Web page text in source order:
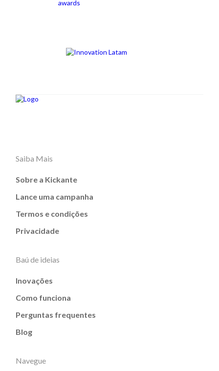
Saiba Mais
Sobre a Kickante
Lance uma campanha
Termos e condições
Privacidade
Baú de ideias
Inovações
Como funciona
Perguntas frequentes
Blog
Navegue